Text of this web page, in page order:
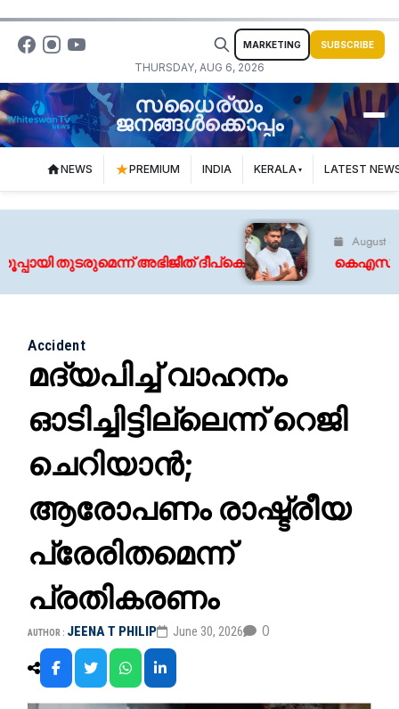
THURSDAY, AUG 6, 2026
MARKETING SUBSCRIBE
സധൈര്യം
ജനങ്ങൾക്കൊപ്പം
NEWS PREMIUM INDIA KERALA LATEST
തുടരുമെന്ന് അഭിജീത് ദീപ്‌കെ
August 6, 2026
Accident
മദ്യപിച്ച് വാഹനം
ഓടിച്ചിട്ടില്ലെന്ന് റെജി
ചെറിയാൻ;
ആരോപണം രാഷ്ട്രീയ
പ്രേരിതമെന്ന്
പ്രതികരണം
AUTHOR : JEENA T PHILIP June 30, 2026 0